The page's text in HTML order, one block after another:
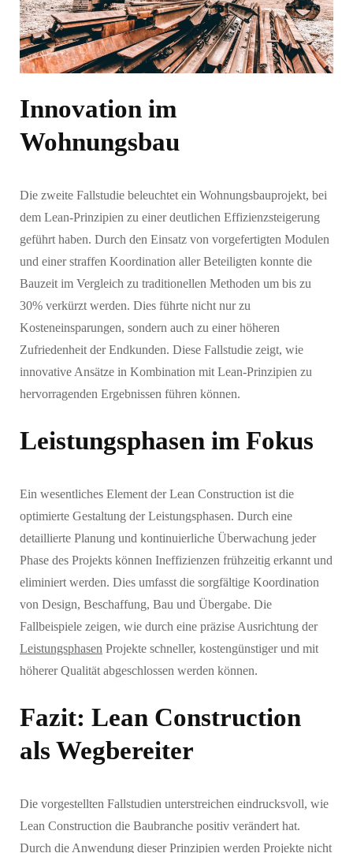
Innovation im
Wohnungsbau
Die zweite Fallstudie beleuchtet ein Wohnungsbauprojekt, bei
dem Lean-Prinzipien zu einer deutlichen Effizienzsteigerung
geführt haben. Durch den Einsatz von vorgefertigten Modulen
und einer straffen Koordination aller Beteiligten konnte die
Bauzeit im Vergleich zu traditionellen Methoden um bis zu
30% verkürzt werden. Dies führte nicht nur zu
Kosteneinsparungen, sondern auch zu einer höheren
Zufriedenheit der Endkunden. Diese Fallstudie zeigt, wie
innovative Ansätze in Kombination mit Lean-Prinzipien zu
hervorragenden Ergebnissen führen können.
Leistungsphasen im Fokus
Ein wesentliches Element der Lean Construction ist die
optimierte Gestaltung der Leistungsphasen. Durch eine
detaillierte Planung und kontinuierliche Überwachung jeder
Phase des Projekts können Ineffizienzen frühzeitig erkannt und
eliminiert werden. Dies umfasst die sorgfältige Koordination
von Design, Beschaffung, Bau und Übergabe. Die
Fallbeispiele zeigen, wie durch eine präzise Ausrichtung der
Leistungsphasen Projekte schneller, kostengünstiger und mit
höherer Qualität abgeschlossen werden können.
Fazit: Lean Construction
als Wegbereiter
Die vorgestellten Fallstudien unterstreichen eindrucksvoll, wie
Lean Construction die Baubranche positiv verändert hat.
Durch die Anwendung dieser Prinzipien werden Projekte nicht